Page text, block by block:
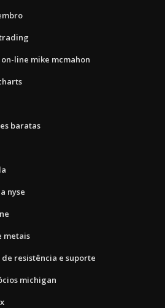
line mike mcmahon
baratas
nyse
metais
resistência e suporte
michigan